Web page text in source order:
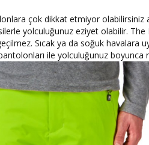
çok dikkat etmiyor olabilirsiniz
yolculuğunuz eziyet olabilir.
Sıcak ya da soğuk havalara
ile yolculuğunuz boyunca